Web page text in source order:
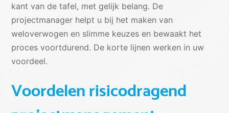
kant van de tafel, met gelijk belang. De
projectmanager helpt u bij het maken van
weloverwogen en slimme keuzes en bewaakt het
proces voortdurend. De korte lijnen werken in uw
voordeel.
Voordelen risicodragend